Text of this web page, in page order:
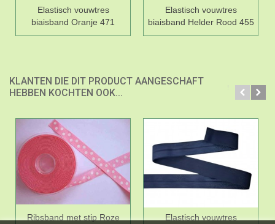
Elastisch vouwtres
biaisband Oranje 471
Elastisch vouwtres
biaisband Helder Rood 455
KLANTEN DIE DIT PRODUCT AANGESCHAFT
HEBBEN KOCHTEN OOK...
Ribsband met stip Roze
Elastisch vouwtres